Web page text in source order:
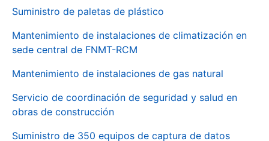
Suministro de paletas de plástico
Mantenimiento de instalaciones de climatización en
sede central de FNMT-RCM
Mantenimiento de instalaciones de gas natural
Servicio de coordinación de seguridad y salud en
obras de construcción
Suministro de 350 equipos de captura de datos